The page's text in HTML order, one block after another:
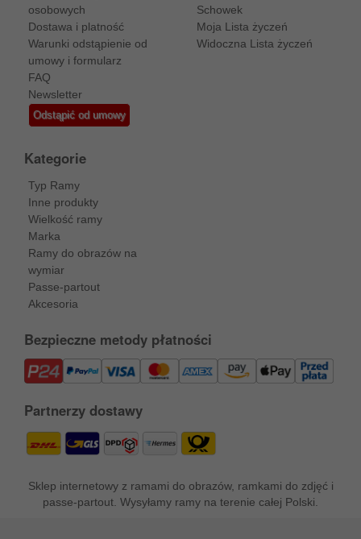
osobowych
Dostawa i platność
Warunki odstąpienie od
umowy i formularz
FAQ
Newsletter
Odstąpić od umowy
Schowek
Moja Lista życzeń
Widoczna Lista życzeń
Kategorie
Typ Ramy
Inne produkty
Wielkość ramy
Marka
Ramy do obrazów na
wymiar
Passe-partout
Akcesoria
Bezpieczne metody płatności
Partnerzy dostawy
Sklep internetowy z ramami do obrazów, ramkami do zdjęć i
passe-partout. Wysyłamy ramy na terenie całej Polski.